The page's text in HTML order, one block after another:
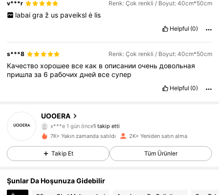
v***r Renk: Çok renkli / Boyut: 40cm*50cm
labai gra ž us paveiksl ė lis
Helpful (0)
s***8 Renk: Çok renkli / Boyut: 40cm*50cm
Качествохорошее все как вописанииочень довольная
пришлаза 6 рабочих дней всесупер
Helpful (0)
UOOERA
x***e 1 gün önce
4,91
506 Takipçiler
4,91 506 Takipçiler
4,91
7K+ Yakın zamanda satıldı 2K+ Yeniden satın alma
Takip Et Tüm Ürünler
Şunlar Da Hoşunuza Gidebilir